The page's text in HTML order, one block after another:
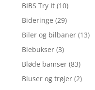
BIBS Try It (10)
Bideringe (29)
Biler og bilbaner (13)
Blebukser (3)
Bløde bamser (83)
Bluser og trøjer (2)